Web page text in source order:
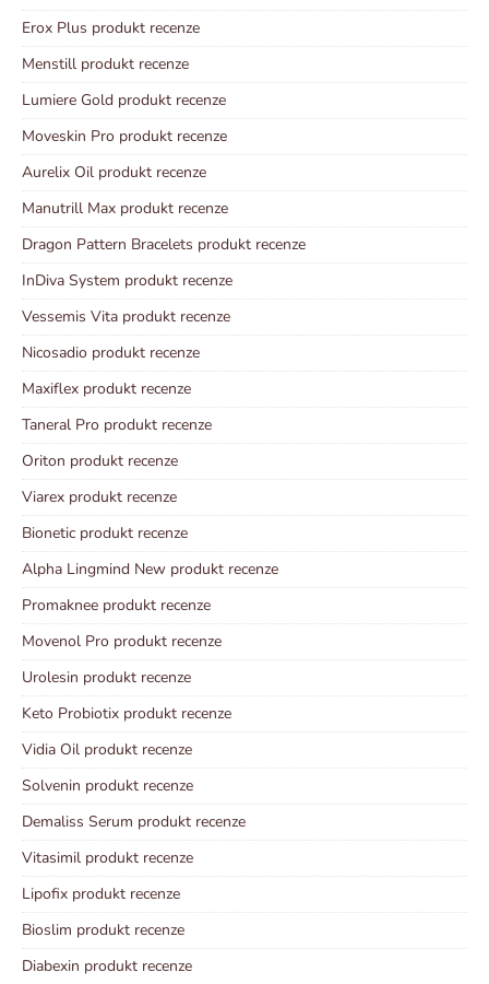
Erox Plus produkt recenze
Menstill produkt recenze
Lumiere Gold produkt recenze
Moveskin Pro produkt recenze
Aurelix Oil produkt recenze
Manutrill Max produkt recenze
Dragon Pattern Bracelets produkt recenze
InDiva System produkt recenze
Vessemis Vita produkt recenze
Nicosadio produkt recenze
Maxiflex produkt recenze
Taneral Pro produkt recenze
Oriton produkt recenze
Viarex produkt recenze
Bionetic produkt recenze
Alpha Lingmind New produkt recenze
Promaknee produkt recenze
Movenol Pro produkt recenze
Urolesin produkt recenze
Keto Probiotix produkt recenze
Vidia Oil produkt recenze
Solvenin produkt recenze
Demaliss Serum produkt recenze
Vitasimil produkt recenze
Lipofix produkt recenze
Bioslim produkt recenze
Diabexin produkt recenze